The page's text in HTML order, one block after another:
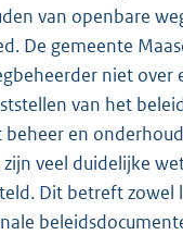
van openbare
De gemeente
niet over
van het
beheer en
veel duidelijke
Dit betreft zowel